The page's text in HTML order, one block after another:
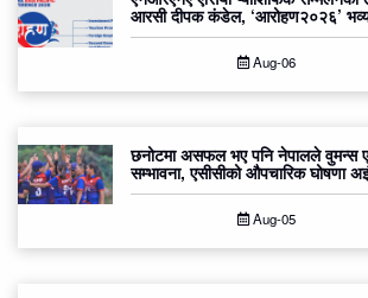
आरसी दीपक कंडेल, ‘आरोहण२०२६’
Aug-06
छनोटमा असफल भए पनि नेपालले वुमन्स
सम्भावना, एसीसीको औपचारिक घोषणा
Aug-05